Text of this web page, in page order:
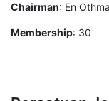
Chairman: En
Membership: 30